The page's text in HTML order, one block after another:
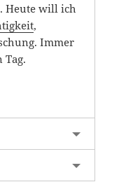
Heute will ich
,
Immer
Tag.